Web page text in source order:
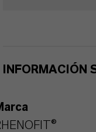
INFORMACIÓN